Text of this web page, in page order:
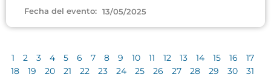
Fecha del evento: 13/05/2025
1 2 3 4 5 6 7 8 9 10 11 12 13 14 15 16
17
18
19 20 21 22 23 24 25 26 27 28 29 30
31